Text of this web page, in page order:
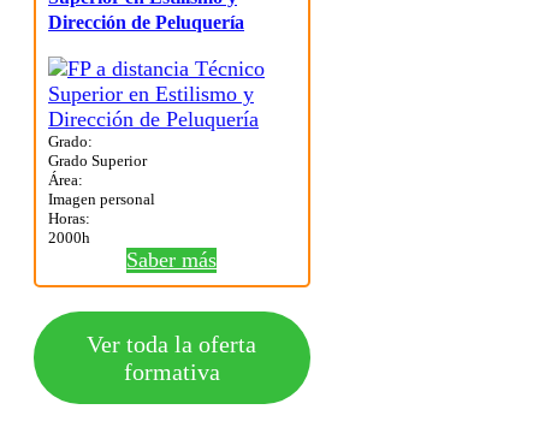
Dirección de Peluquería
Grado:
Grado Superior
Área:
Imagen personal
Horas:
2000h
Saber más
Ver toda la oferta
formativa